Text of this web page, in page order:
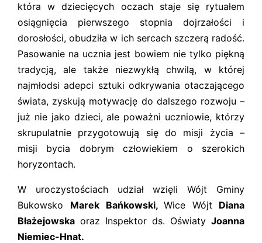
która w dziecięcych oczach staje się rytuałem
osiągnięcia pierwszego stopnia dojrzałości i
dorosłości, obudziła w ich sercach szczerą radość.
Pasowanie na ucznia jest bowiem nie tylko piękną
tradycją, ale także niezwykłą chwilą, w której
najmłodsi adepci sztuki odkrywania otaczającego
świata, zyskują motywację do dalszego rozwoju –
już nie jako dzieci, ale poważni uczniowie, którzy
skrupulatnie przygotowują się do misji życia –
misji bycia dobrym człowiekiem o szerokich
horyzontach.
W uroczystościach udział wzięli Wójt Gminy
Bukowsko Marek Bańkowski,Wice Wójt Diana
Błażejowska oraz Inspektor ds. Oświaty Joanna
Niemiec-Hnat.